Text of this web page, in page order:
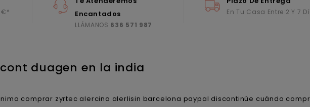
Encantados
LLÁMANOS 636 571 987
En Tu Casa Entre 2 Y 7
duagen en la india
comprar zyrtec alercina alerlisin barcelona paypal discontinúe cuándo